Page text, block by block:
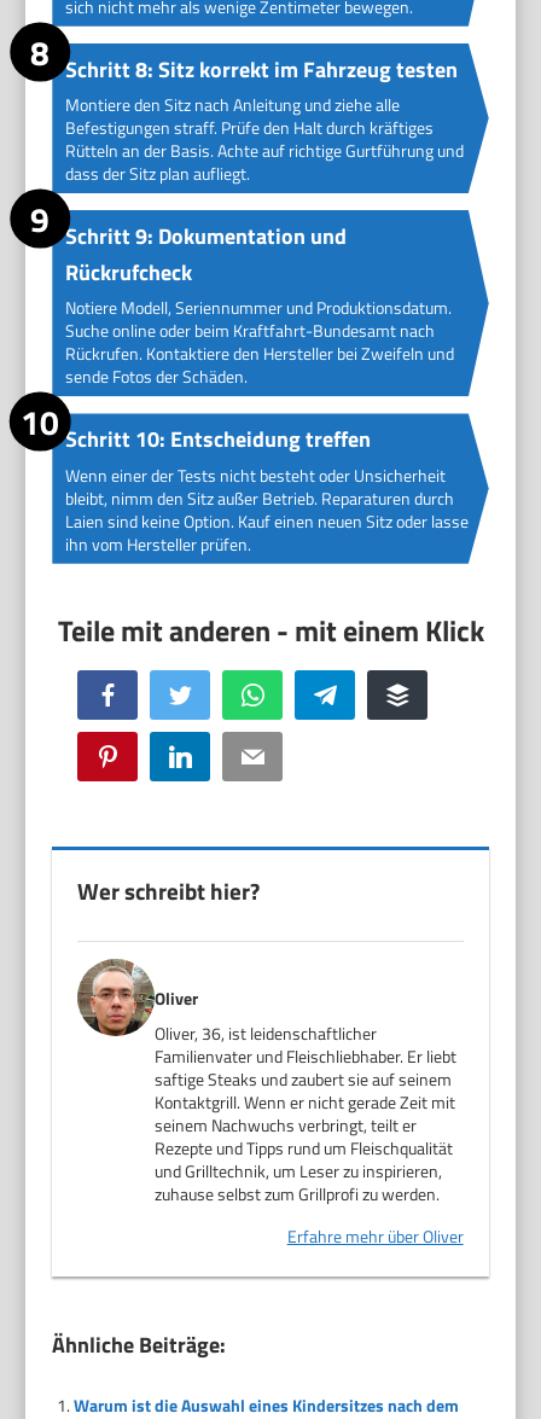
sich nicht mehr als wenige Zentimeter bewegen.
Schritt 8: Sitz korrekt im Fahrzeug testen
Montiere den Sitz nach Anleitung und ziehe alle
Befestigungen straff. Prüfe den Halt durch kräftiges
Rütteln an der Basis. Achte auf richtige Gurtführung und
dass der Sitz plan aufliegt.
Schritt 9: Dokumentation und
Rückrufcheck
Notiere Modell, Seriennummer und Produktionsdatum.
Suche online oder beim Kraftfahrt-Bundesamt nach
Rückrufen. Kontaktiere den Hersteller bei Zweifeln und
sende Fotos der Schäden.
Schritt 10: Entscheidung treffen
Wenn einer der Tests nicht besteht oder Unsicherheit
bleibt, nimm den Sitz außer Betrieb. Reparaturen durch
Laien sind keine Option. Kauf einen neuen Sitz oder lasse
ihn vom Hersteller prüfen.
Facebook Twitter WhatsApp Telegram Buffer
Pinterest LinkedIn Email
Wer schreibt hier?
Oliver
Oliver, 36, ist leidenschaftlicher
Familienvater und Fleischliebhaber. Er liebt
saftige Steaks und zaubert sie auf seinem
Kontaktgrill. Wenn er nicht gerade Zeit mit
seinem Nachwuchs verbringt, teilt er
Rezepte und Tipps rund um Fleischqualität
und Grilltechnik, um Leser zu inspirieren,
zuhause selbst zum Grillprofi zu werden.
Erfahre mehr über Oliver
Ähnliche Beiträge:
Warum ist die Auswahl eines Kindersitzes nach dem